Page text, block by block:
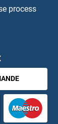
1 Anticorps
Anticorps
process